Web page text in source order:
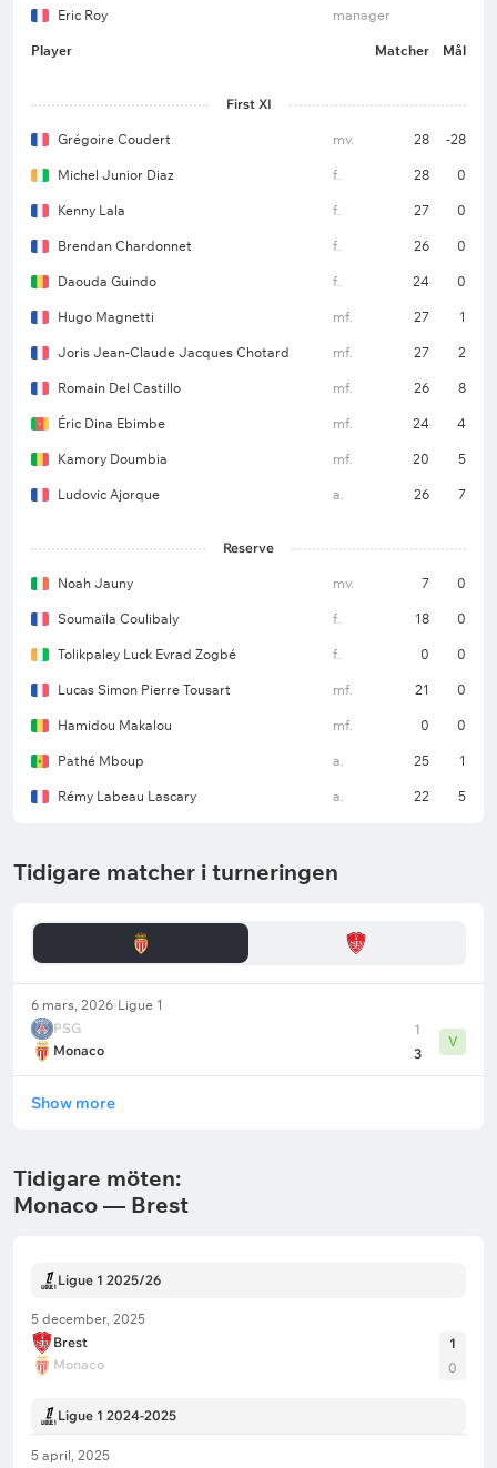
Eric Roy manager
Player Matcher Mål
First XI
Grégoire Coudert mv. 28 -28
Michel Junior Diaz f. 28 0
Kenny Lala f. 27 0
Brendan Chardonnet f. 26 0
Daouda Guindo f. 24 0
Hugo Magnetti mf. 27 1
Joris Jean-Claude Jacques Chotard mf. 27 2
Romain Del Castillo mf. 26 8
Éric Dina Ebimbe mf. 24 4
Kamory Doumbia mf. 20 5
Ludovic Ajorque a. 26 7
Reserve
Noah Jauny mv. 7 0
Soumaïla Coulibaly f. 18 0
Tolikpaley Luck Evrad Zogbé f. 0 0
Lucas Simon Pierre Tousart mf. 21 0
Hamidou Makalou mf. 0 0
Pathé Mboup a. 25 1
Rémy Labeau Lascary a. 22 5
Tidigare matcher i turneringen
6 mars, 2026 Ligue 1
PSG
Monaco
1
3
V
Show more
Tidigare möten:
Monaco — Brest
Ligue 1 2025/26
5 december, 2025
Brest
Monaco
1
0
Ligue 1 2024-2025
5 april, 2025